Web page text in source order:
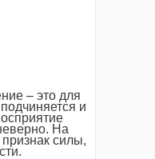
– это для
и
На
силы,